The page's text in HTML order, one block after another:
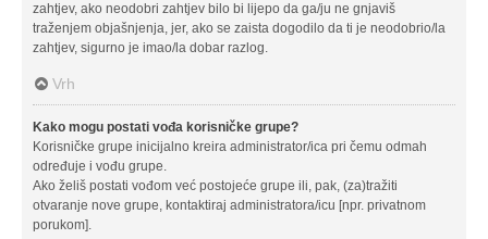
zahtjev, ako neodobri zahtjev bilo bi lijepo da ga/ju ne gnjaviš
traženjem objašnjenja, jer, ako se zaista dogodilo da ti je neodobrio/la
zahtjev, sigurno je imao/la dobar razlog.
Vrh
Kako mogu postati vođa korisničke grupe?
Korisničke grupe inicijalno kreira administrator/ica pri čemu odmah
određuje i vođu grupe.
Ako želiš postati vođom već postojeće grupe ili, pak, (za)tražiti
otvaranje nove grupe, kontaktiraj administratora/icu [npr. privatnom
porukom].